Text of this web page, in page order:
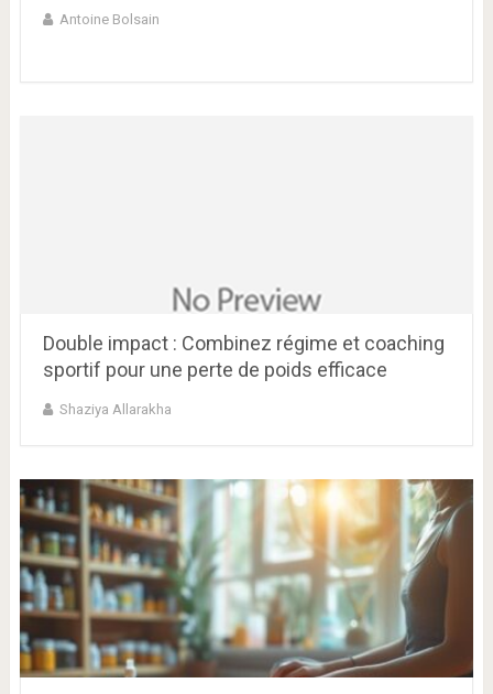
Antoine Bolsain
Double impact : Combinez régime et coaching
sportif pour une perte de poids efficace
Shaziya Allarakha